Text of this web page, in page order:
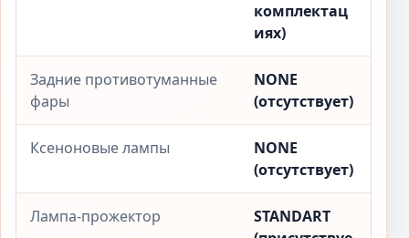
комплектац
иях)
Задние противотуманные
фары
NONE
(отсутствует)
Ксеноновые лампы
NONE
(отсутствует)
Лампа-прожектор
STANDART